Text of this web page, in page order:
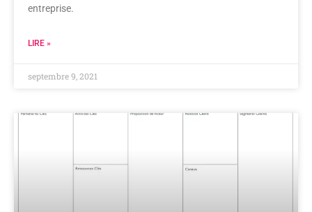
entreprise.
LIRE »
septembre 9, 2021